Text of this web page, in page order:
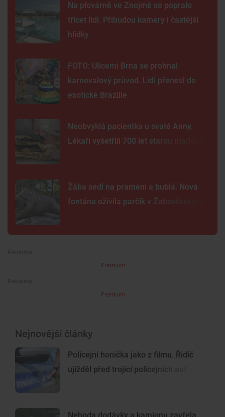
Na plovárně ve Znojmě se popralo
třicet lidí. Přibudou kamery i častější
hlídky
FOTO: Ulicemi Brna se prohnal
karnevalový průvod. Lidi přenesl do
exotické Brazílie
Neobvyklá pacientka u svaté Anny.
Lékaři vyšetřili 700 let starou madonu
Žába sedí na prameni a bublá. Nová
fontána oživila parčík v Žabovřeskách
Premium
Premium
Nejnovější články
Policejní honička jako z filmu. Řidič
ujížděl před trojicí policejních aut